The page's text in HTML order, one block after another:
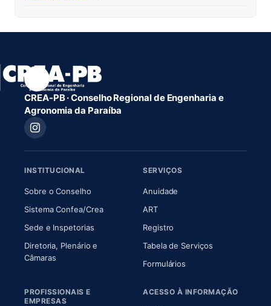
CREA-PB · Conselho Regional de Engenharia e
Agronomia da Paraíba
INSTITUCIONAL
Sobre o Conselho(abre em nova aba)
Sistema Confea/Crea(abre em nova aba)
Sede e Inspetorias
Diretoria, Plenário e
Câmaras(abre em nova aba)
SERVIÇOS
Anuidade
ART(abre em nova aba)
Registro
Tabela de Serviços
Formulários
PROFISSIONAIS E
EMPRESAS
ACESSO À INFORMAÇÃO